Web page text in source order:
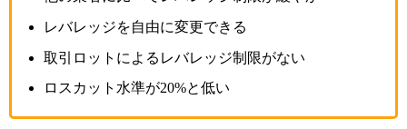
レバレッジを自由に変更できる
取引ロットによるレバレッジ制限がない
ロスカット水準が20%と低い